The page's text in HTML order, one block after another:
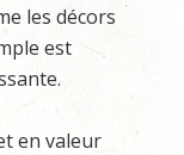
les décors
est
en valeur